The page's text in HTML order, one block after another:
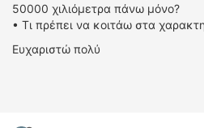
50000 χιλιόμετρα πάνω μόνο?
• Τι πρέπει να κοιτάω στα
Ευχαριστώ πολύ